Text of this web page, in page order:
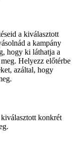
a kiválasztott
a kampány
hogy ki láthatja a
Helyezz előtérbe
azáltal, hogy
konkrét